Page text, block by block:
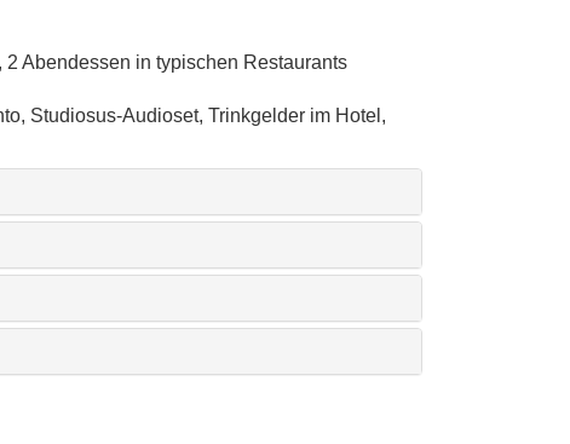
Abendessen in typischen Restaurants
Studiosus-Audioset, Trinkgelder im Hotel,